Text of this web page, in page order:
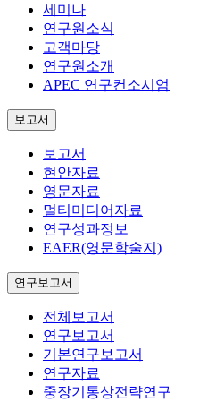
세미나
연구원소식
고객마당
연구원소개
APEC 연구컨소시엄
보고서
보고서
현안자료
영문자료
멀티미디어자료
연구성과정보
EAER(영문학술지)
연구보고서
전체보고서
연구보고서
기본연구보고서
연구자료
중장기통상전략연구